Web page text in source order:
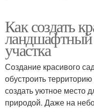
Как создать
ландшафтный
участка
Создание красивого
обустроить
создать уютное место
природой. Даже на